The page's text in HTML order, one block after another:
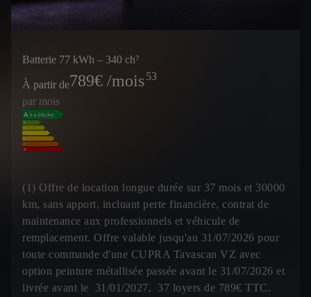
Batterie 77 kWh – 340 ch⁷
À partir de789€ /mois53
par mois
(1) Offre de location longue durée sur 37 mois et 30000
km, sans apport, incluant perte financière, contrat de
maintenance aux professionnels et véhicule de
remplacement. Offre valable jusqu'au 31/07/2026 pour
toute commande d'une CUPRA Tavascan VZ avec
option peinture métallisée passée avant le 31/07/2026 et
livrée avant le 31/01/2027, 37 loyers de 789€ TTC.